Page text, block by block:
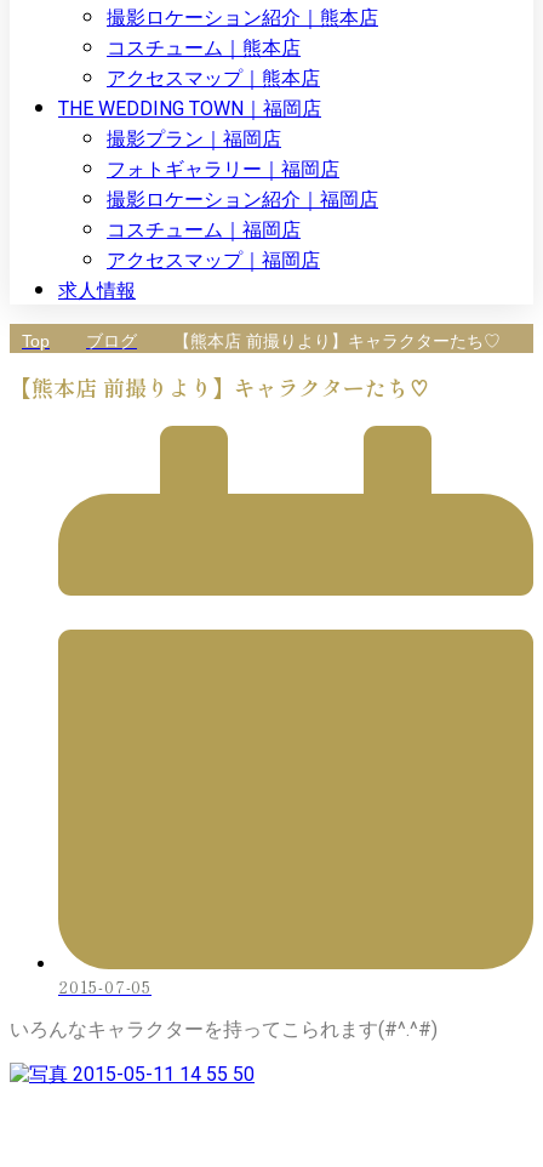
撮影ロケーション紹介｜熊本店
コスチューム｜熊本店
アクセスマップ｜熊本店
THE WEDDING TOWN｜福岡店
撮影プラン｜福岡店
フォトギャラリー｜福岡店
撮影ロケーション紹介｜福岡店
コスチューム｜福岡店
アクセスマップ｜福岡店
求人情報
Top ブログ 【熊本店 前撮りより】キャラクターたち♡
【熊本店 前撮りより】キャラクターたち♡
2015-07-05
いろんなキャラクターを持ってこられます(#^.^#)